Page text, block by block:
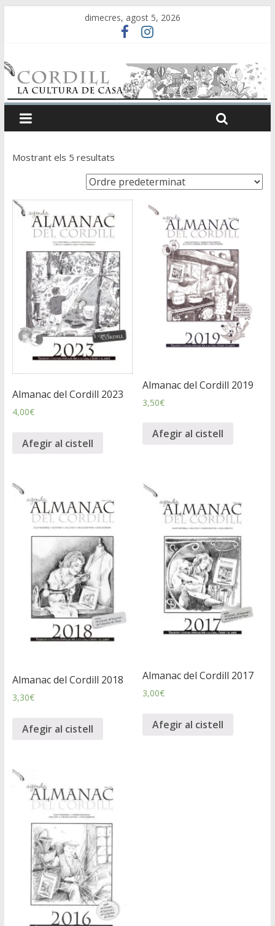
dimecres, agost 5, 2026
Mostrant els 5 resultats
Almanac del Cordill 2023
4,00€
Afegir al cistell
Almanac del Cordill 2019
3,50€
Afegir al cistell
Almanac del Cordill 2018
3,30€
Afegir al cistell
Almanac del Cordill 2017
3,00€
Afegir al cistell